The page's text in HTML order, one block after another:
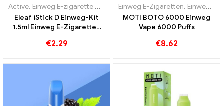
Active, Einweg E-zigarette mit Nikotin ,Einweg E-Zigaretten
Eleaf iStick D Einweg-Kit
1.5ml Einweg E-Zigaretten
€2.29
Einweg E-Zigaretten, Einweg-E-Zigaretten Portugal
MOTI BOTO 6000 Einweg
Vape 6000 Puffs
€8.62